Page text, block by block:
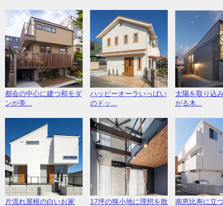
都会の中心に建つ和モダ
ンが美...
ハッピーオーラいっぱい
のドッ...
太陽を取り込
がる木...
片流れ屋根の白いお家
17坪の狭小地に理想を散
南恵比寿に立